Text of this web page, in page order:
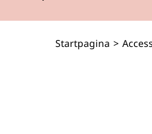
h
Startpagina >